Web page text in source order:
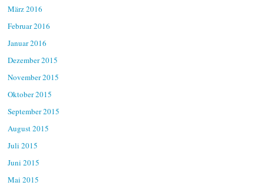
März 2016
Februar 2016
Januar 2016
Dezember 2015
November 2015
Oktober 2015
September 2015
August 2015
Juli 2015
Juni 2015
Mai 2015